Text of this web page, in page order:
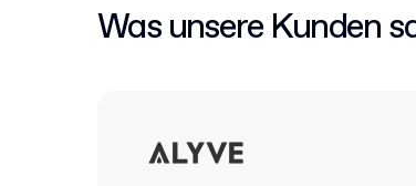
Was unsere Kunden